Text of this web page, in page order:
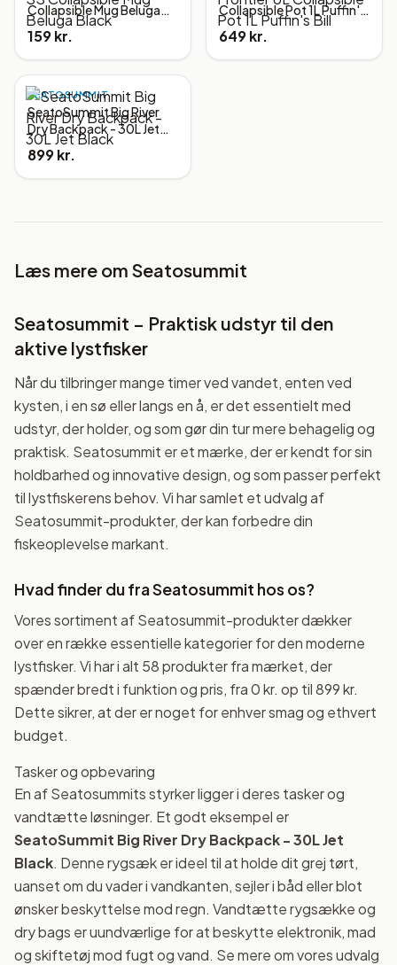
Collapsible Mug Beluga
Black
159 kr.
Collapsible Pot 1L Puffin's
Bill
649 kr.
SEATOSUMMIT
SeatoSummit Big River
Dry Backpack - 30L Jet
Black
899 kr.
Læs mere om Seatosummit
Seatosummit – Praktisk udstyr til den
aktive lystfisker
Når du tilbringer mange timer ved vandet, enten ved
kysten, i en sø eller langs en å, er det essentielt med
udstyr, der holder, og som gør din tur mere behagelig og
praktisk. Seatosummit er et mærke, der er kendt for sin
holdbarhed og innovative design, og som passer perfekt
til lystfiskerens behov. Vi har samlet et udvalg af
Seatosummit-produkter, der kan forbedre din
fiskeoplevelse markant.
Hvad finder du fra Seatosummit hos os?
Vores sortiment af Seatosummit-produkter dækker
over en række essentielle kategorier for den moderne
lystfisker. Vi har i alt 58 produkter fra mærket, der
spænder bredt i funktion og pris, fra 0 kr. op til 899 kr.
Dette sikrer, at der er noget for enhver smag og ethvert
budget.
Tasker og opbevaring
En af Seatosummits styrker ligger i deres tasker og
vandtætte løsninger. Et godt eksempel er
SeatoSummit Big River Dry Backpack - 30L Jet
Black. Denne rygsæk er ideel til at holde dit grej tørt,
uanset om du vader i vandkanten, sejler i båd eller blot
ønsker beskyttelse mod regn. Vandtætte rygsække og
dry bags er uundværlige for at beskytte elektronik, mad
og skiftetøj mod fugt og vand. Se mere om vores udvalg